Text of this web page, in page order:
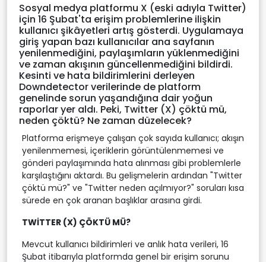
Sosyal medya platformu X (eski adıyla Twitter)
için 16 Şubat'ta erişim problemlerine ilişkin
kullanıcı şikâyetleri artış gösterdi. Uygulamaya
giriş yapan bazı kullanıcılar ana sayfanın
yenilenmediğini, paylaşımların yüklenmediğini
ve zaman akışının güncellenmediğini bildirdi.
Kesinti ve hata bildirimlerini derleyen
Downdetector verilerinde de platform
genelinde sorun yaşandığına dair yoğun
raporlar yer aldı. Peki, Twitter (X) çöktü mü,
neden çöktü? Ne zaman düzelecek?
Platforma erişmeye çalışan çok sayıda kullanıcı; akışın
yenilenmemesi, içeriklerin görüntülenmemesi ve
gönderi paylaşımında hata alınması gibi problemlerle
karşılaştığını aktardı. Bu gelişmelerin ardından "Twitter
çöktü mü?" ve "Twitter neden açılmıyor?" soruları kısa
sürede en çok aranan başlıklar arasına girdi.
TWİTTER (X) ÇÖKTÜ MÜ?
Mevcut kullanıcı bildirimleri ve anlık hata verileri, 16
Şubat itibarıyla platformda genel bir erişim sorunu